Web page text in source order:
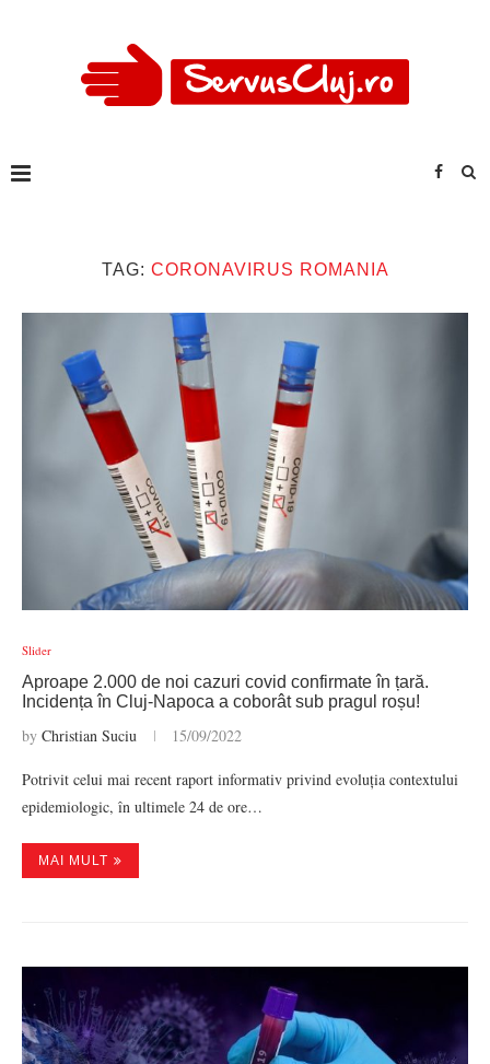
TAG: CORONAVIRUS ROMANIA
Slider
Aproape 2.000 de noi cazuri covid confirmate în țară.
Incidența în Cluj-Napoca a coborât sub pragul roșu!
by Christian Suciu 15/09/2022
Potrivit celui mai recent raport informativ privind evoluția contextului
epidemiologic, în ultimele 24 de ore…
MAI MULT